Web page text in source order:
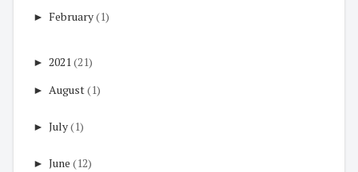
► February(1)
► 2021 (21)
► August(1)
► July(1)
► June (12)